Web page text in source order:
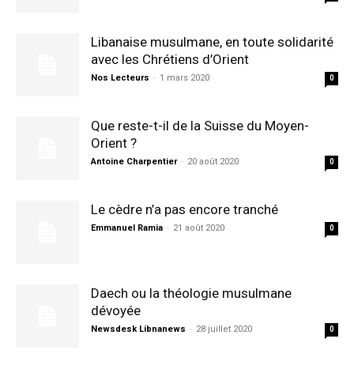
Libanaise musulmane, en toute solidarité
avec les Chrétiens d’Orient
Nos Lecteurs - 1 mars 2020 0
Que reste-t-il de la Suisse du Moyen-
Orient ?
Antoine Charpentier - 20 août 2020 0
Le cèdre n’a pas encore tranché
Emmanuel Ramia - 21 août 2020 0
Daech ou la théologie musulmane
dévoyée
Newsdesk Libnanews - 28 juillet 2020 0